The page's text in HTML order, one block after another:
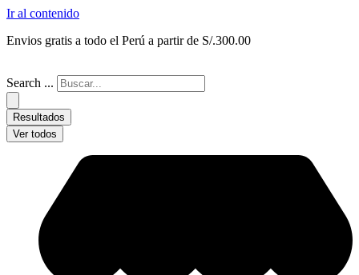
Ir al contenido
Envios gratis a todo el Perú a partir de S/.300.00
Search ...
Resultados
Ver todos